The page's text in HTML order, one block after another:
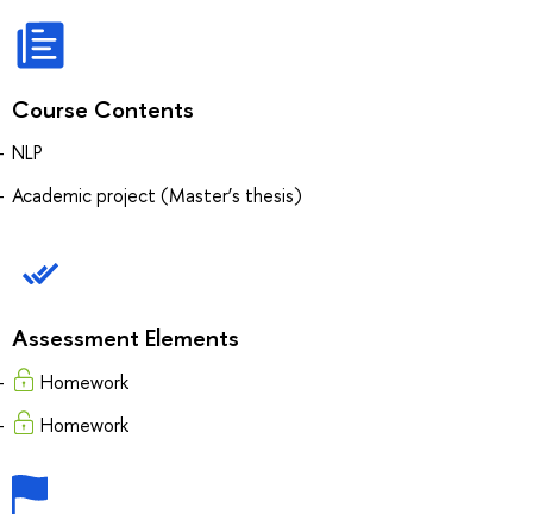
Course Contents
NLP
Academic project (Master’s thesis)
Assessment Elements
Homework
Homework